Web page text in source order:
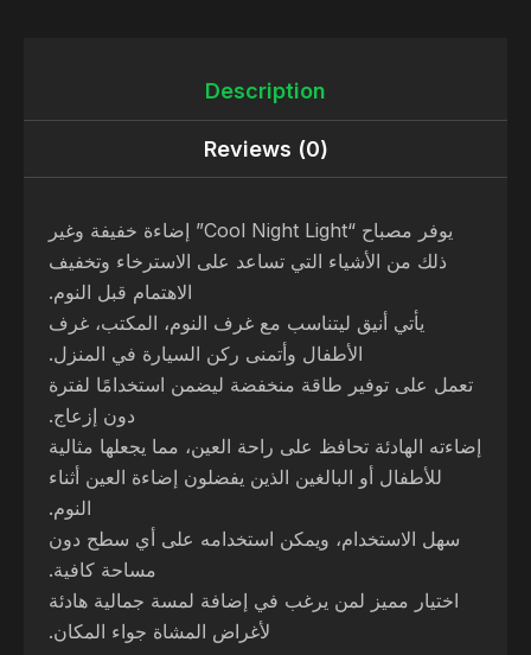
Description
Reviews (0)
يوفر مصباح “Cool Night Light” إضاءة خفيفة وغير
ذلك من الأشياء التي تساعد على الاسترخاء وتخفيف
الاهتمام قبل النوم.
يأتي أنيق ليتناسب مع غرف النوم، المكتب، غرف
الأطفال وأتمنى ركن السيارة في المنزل.
تعمل على توفير طاقة منخفضة ليضمن استخدامًا لفترة
دون إزعاج.
إضاءته الهادئة تحافظ على راحة العين، مما يجعلها مثالية
للأطفال أو البالغين الذين يفضلون إضاءة العين أثناء
النوم.
سهل الاستخدام، ويمكن استخدامه على أي سطح دون
مساحة كافية.
اختيار مميز لمن يرغب في إضافة لمسة جمالية هادئة
لأغراض المشاة جواء المكان.